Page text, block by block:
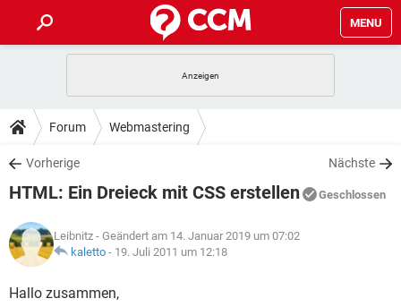
MENU
ANDROID
WINDOWS 10
WHATSAPP TIKTOK
FACEBOOK
TIPPS & TRICKS
SPIELE
WHATSAPP TIKTOK
FACEBOOK
DOWNLOADS
SPIELE STREAMING
ANDROID
WINDOWS 10 INSTAGRAM
WHATSAPP
SPIELE STREAMING
ANDROID
WINDOWS 10
LEXIKON
SPIELE
Forum Webmastering
Vorherige Nächste
HTML: Ein Dreieck mit CSS erstellen Geschlossen
Leibnitz - Geändert am 14. Januar 2019 um 07:02
kaletto - 19. Juli 2011 um 12:18
Hallo zusammen,